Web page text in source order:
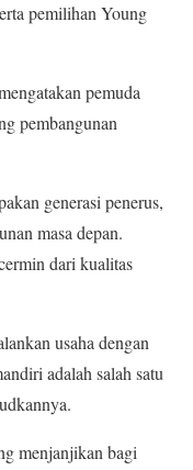
pemilihan Young
pemuda
pembangunan
generasi penerus,
masa depan.
dari kualitas
usaha dengan
adalah salah satu
menjanjikan bagi